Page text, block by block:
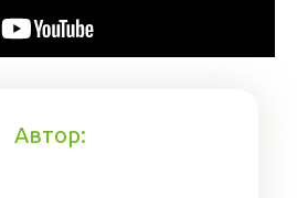
Автор: